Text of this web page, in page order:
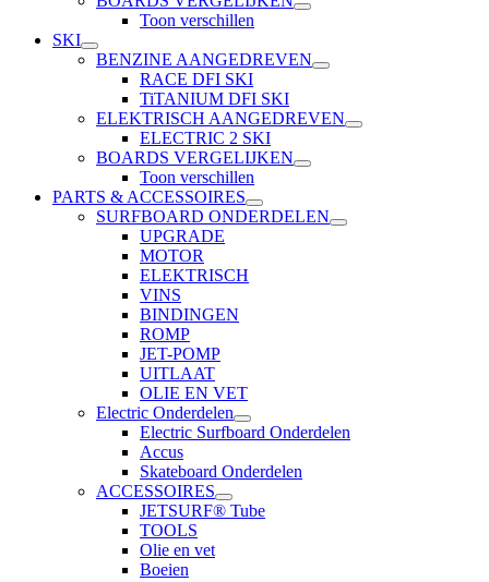
Toon verschillen
SKI
BENZINE AANGEDREVEN
RACE DFI SKI
TiTANIUM DFI SKI
ELEKTRISCH AANGEDREVEN
ELECTRIC 2 SKI
BOARDS VERGELIJKEN
Toon verschillen
PARTS & ACCESSOIRES
SURFBOARD ONDERDELEN
UPGRADE
MOTOR
ELEKTRISCH
VINS
BINDINGEN
ROMP
JET-POMP
UITLAAT
OLIE EN VET
Electric Onderdelen
Electric Surfboard Onderdelen
Accus
Skateboard Onderdelen
ACCESSOIRES
JETSURF® Tube
TOOLS
Olie en vet
Boeien